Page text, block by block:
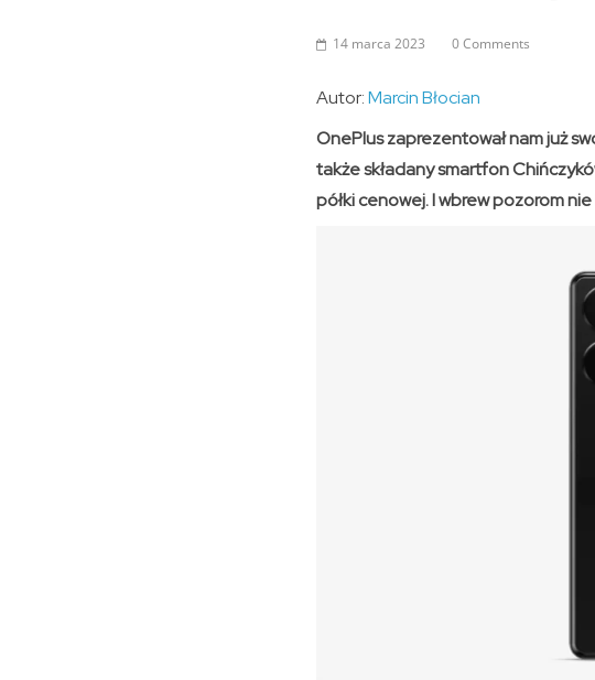
14 marca 2023 0 Comments
Autor:Marcin Błocian
OnePlus zaprezentował nam już
także składany smartfon
półki cenowej. I wbrew pozorom